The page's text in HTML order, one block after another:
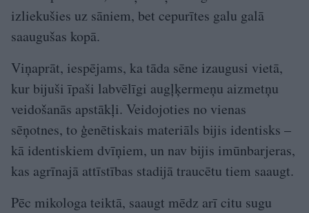
izliekušies uz sāniem, bet cepurītes galu galā
saaugušas kopā.
Viņaprāt, iespējams, ka tāda sēne izaugusi vietā,
kur bijuši īpaši labvēlīgi augļķermeņu aizmetņu
veidošanās apstākļi. Veidojoties no vienas
sēņotnes, to ģenētiskais materiāls bijis identisks –
kā identiskiem dvīņiem, un nav bijis imūnbarjeras,
kas agrīnajā attīstības stadijā traucētu tiem saaugt.
Pēc mikologa teiktā, saaugt mēdz arī citu sugu